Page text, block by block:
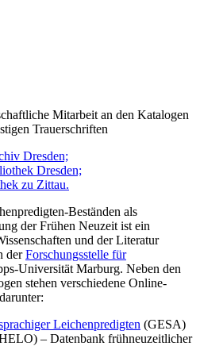
Mitarbeit an den Katalogen
Trauerschriften
Dresden;
Dresden;
zu Zittau.
Beständen als
der Frühen Neuzeit ist ein
und der Literatur
derForschungsstelle für
Universität Marburg. Neben den
stehen verschiedene Online-
Leichenpredigten (GESA)
– Datenbank frühneuzeitlicher